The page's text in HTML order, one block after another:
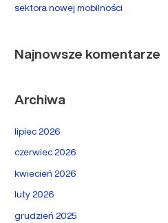
sektora nowej mobilności
Najnowsze komentarze
Archiwa
lipiec 2026
czerwiec 2026
kwiecień 2026
luty 2026
grudzień 2025